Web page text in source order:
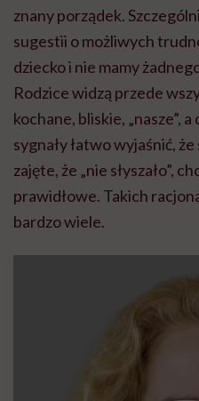
znany porządek.
sugestii o możliwych
dziecko i nie mamy
Rodzice widzą przede
kochane, bliskie, „nasze”,
sygnały łatwo wyjaśnić, że
zajęte, że „nie słyszało”,
prawidłowe. Takich
bardzo wiele.